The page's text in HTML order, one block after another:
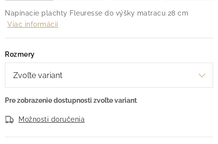
Napínacie plachty Fleuresse do výšky matracu 28 cm
Viac informácií
Rozmery
Možnosti doručenia